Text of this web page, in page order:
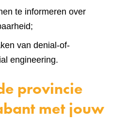
te informeren over
van denial-of-
engineering.
provincie
met jouw